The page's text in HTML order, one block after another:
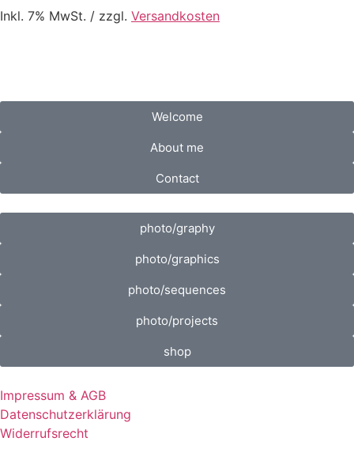
Inkl. 7% MwSt. / zzgl. Versandkosten
Welcome
About me
Contact
photo/graphy
photo/graphics
photo/sequences
photo/projects
shop
Impressum & AGB
Datenschutzerklärung
Widerrufsrecht